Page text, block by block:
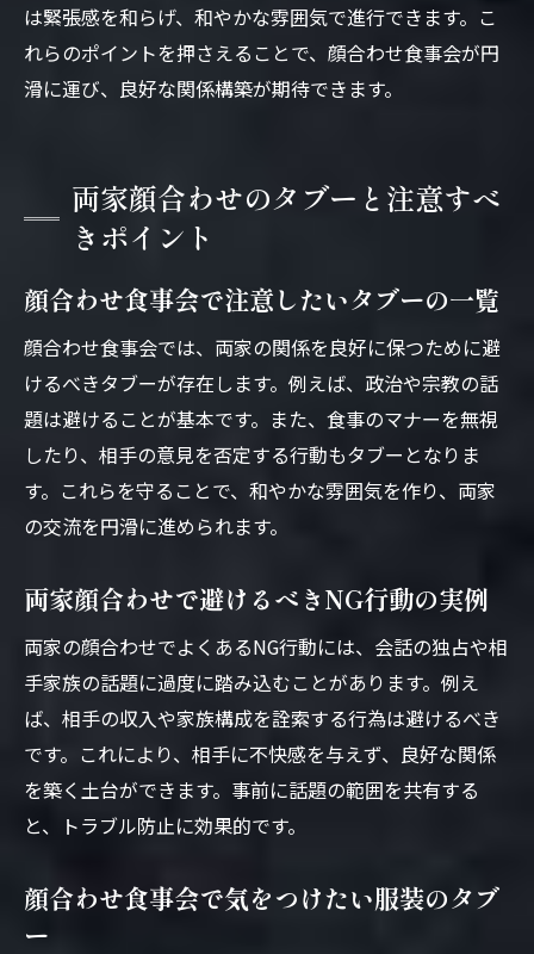
は緊張感を和らげ、和やかな雰囲気で進行できます。こ
れらのポイントを押さえることで、顔合わせ食事会が円
滑に運び、良好な関係構築が期待できます。
両家顔合わせのタブーと注意すべ
きポイント
顔合わせ食事会で注意したいタブーの一覧
顔合わせ食事会では、両家の関係を良好に保つために避
けるべきタブーが存在します。例えば、政治や宗教の話
題は避けることが基本です。また、食事のマナーを無視
したり、相手の意見を否定する行動もタブーとなりま
す。これらを守ることで、和やかな雰囲気を作り、両家
の交流を円滑に進められます。
両家顔合わせで避けるべきNG行動の実例
両家の顔合わせでよくあるNG行動には、会話の独占や相
手家族の話題に過度に踏み込むことがあります。例え
ば、相手の収入や家族構成を詮索する行為は避けるべき
です。これにより、相手に不快感を与えず、良好な関係
を築く土台ができます。事前に話題の範囲を共有する
と、トラブル防止に効果的です。
顔合わせ食事会で気をつけたい服装のタブ
ー